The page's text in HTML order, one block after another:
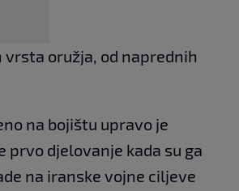
vrsta oružja, od naprednih
na bojištu upravo je
prvo djelovanje kada su ga
na iranske vojne ciljeve